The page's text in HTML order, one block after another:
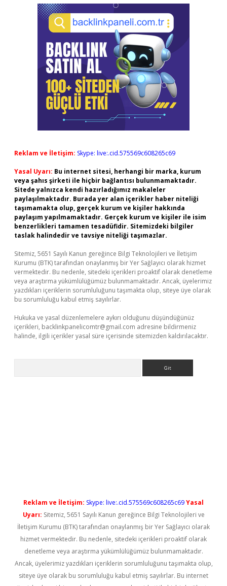
Reklam ve İletişim: Skype: live:.cid.575569c608265c69
Yasal Uyarı: Bu internet sitesi, herhangi bir marka, kurum
veya şahıs şirketi ile hiçbir bağlantısı bulunmamaktadır.
Sitede yalnızca kendi hazırladığımız makaleler
paylaşılmaktadır. Burada yer alan içerikler haber niteliği
taşımamakta olup, gerçek kurum ve kişiler hakkında
paylaşım yapılmamaktadır. Gerçek kurum ve kişiler ile isim
benzerlikleri tamamen tesadüfidir. Sitemizdeki bilgiler
taslak halindedir ve tavsiye niteliği taşımazlar.
Sitemiz, 5651 Sayılı Kanun gereğince Bilgi Teknolojileri ve İletişim
Kurumu (BTK) tarafından onaylanmış bir Yer Sağlayıcı olarak hizmet
vermektedir. Bu nedenle, sitedeki içerikleri proaktif olarak denetleme
veya araştırma yükümlülüğümüz bulunmamaktadır. Ancak, üyelerimiz
yazdıkları içeriklerin sorumluluğunu taşımakta olup, siteye üye olarak
bu sorumluluğu kabul etmiş sayılırlar.
Hukuka ve yasal düzenlemelere aykırı olduğunu düşündüğünüz
içerikleri, backlinkpanelicomtr@gmail.com adresine bildirmeniz
halinde, ilgili içerikler yasal süre içerisinde sitemizden kaldırılacaktır.
Reklam ve İletişim: Skype: live:.cid.575569c608265c69Yasal
Uyarı: Sitemiz, 5651 Sayılı Kanun gereğince Bilgi Teknolojileri ve
İletişim Kurumu (BTK) tarafından onaylanmış bir Yer Sağlayıcı olarak
hizmet vermektedir. Bu nedenle, sitedeki içerikleri proaktif olarak
denetleme veya araştırma yükümlülüğümüz bulunmamaktadır.
Ancak, üyelerimiz yazdıkları içeriklerin sorumluluğunu taşımakta olup,
siteye üye olarak bu sorumluluğu kabul etmiş sayılırlar. Bu internet